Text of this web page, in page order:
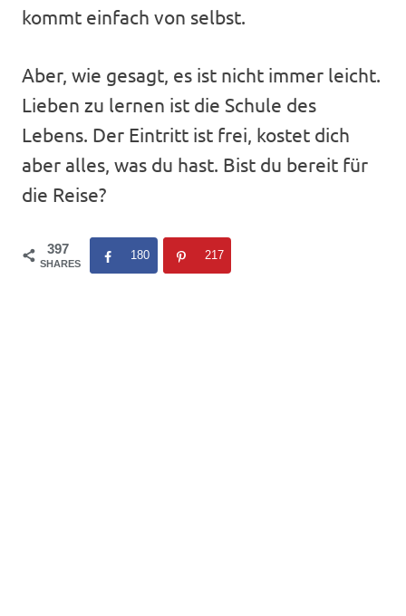
kommt einfach von selbst.
Aber, wie gesagt, es ist nicht immer leicht.
Lieben zu lernen ist die Schule des
Lebens. Der Eintritt ist frei, kostet dich
aber alles, was du hast. Bist du bereit für
die Reise?
397
SHARES
180 217